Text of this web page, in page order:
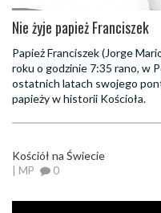
Nie żyje papież Franciszek
Papież Franciszek (Jorge
roku o godzinie 7:35 rano, w
ostatnich latach swojego
papieży w historii Kościoła.
Kościół na Świecie
| MP 0